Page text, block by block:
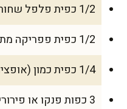
1/2 כפית פלפל שחור גרוס
1/2 כפית פפריקה מתוקה
1/4 כפית כמון (אופציונלי, אבל מוסיף עומק)
3 כפות פנקו או פירורי לחם ליצירת קראנצ'יות